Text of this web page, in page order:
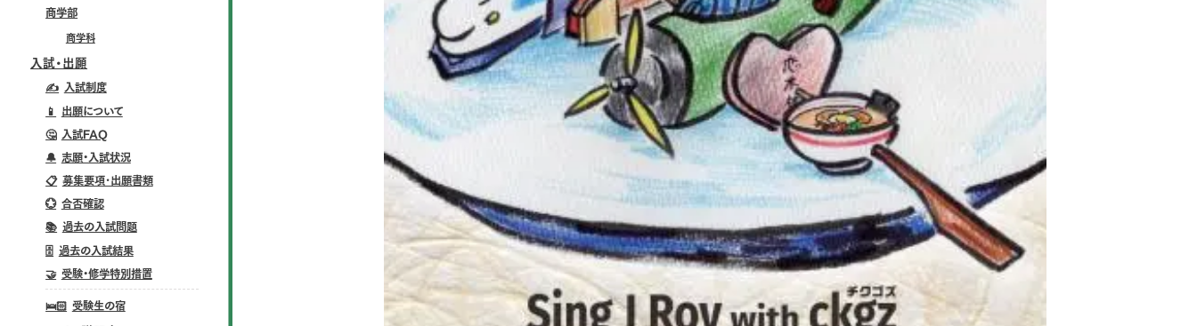
商学部
商学科
入試・出願
✍ 入試制度
📱 出願について
🤔 入試FAQ
🔔 志願・入試状況
📋 募集要項･出願書類
💮 合否確認
📚 過去の入試問題
🗄️ 過去の入試結果
🤝 受験・修学特別措置
🛌🏻 受験生の宿